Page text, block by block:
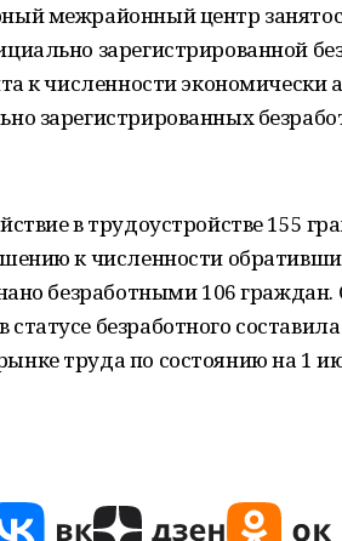
межрайонный центр
зарегистрированной
к численности экономически
зарегистрированных
в трудоустройстве 155
к численности
безработными 106 граждан.
безработного
труда по состоянию на 1